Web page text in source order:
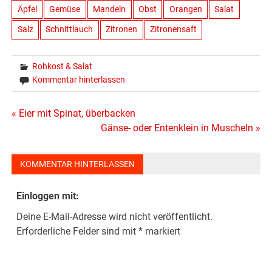
Äpfel Gemüse Mandeln Obst Orangen Salat
Salz Schnittlauch Zitronen Zitronensaft
Rohkost & Salat
Kommentar hinterlassen
Beitragsnavigation
« Eier mit Spinat, überbacken
Gänse- oder Entenklein in Muscheln »
KOMMENTAR HINTERLASSEN
Einloggen mit:
Deine E-Mail-Adresse wird nicht veröffentlicht.
Erforderliche Felder sind mit* markiert